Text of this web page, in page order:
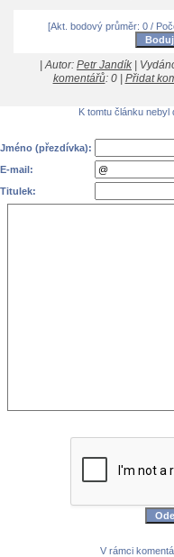
[Akt. bodový průměr: 0 /
| Autor: Petr Jandík |
komentářů: 0 | Přidat
K tomtu článku
Jméno (přezdívka):
E-mail:
Titulek:
V rámci